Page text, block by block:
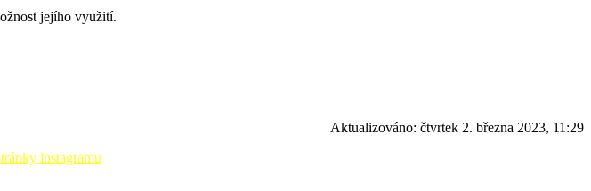
jejího využití.
Aktualizováno: čtvrtek 2. března 2023, 11:29